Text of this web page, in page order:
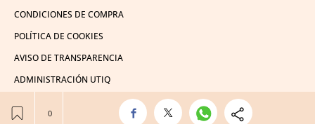
CONDICIONES DE COMPRA
POLÍTICA DE COOKIES
AVISO DE TRANSPARENCIA
ADMINISTRACIÓN UTIQ